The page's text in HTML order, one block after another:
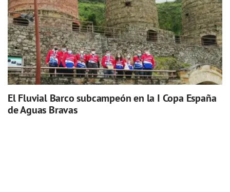
El Fluvial Barco subcampeón en la I Copa España
de Aguas Bravas